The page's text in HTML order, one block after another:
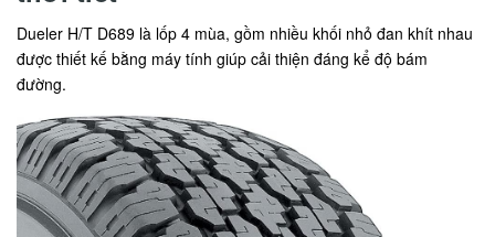
Dueler H/T D689 là lốp 4 mùa, gồm nhiều khối nhỏ đan khít nhau
được thiết kế bằng máy tính giúp cải thiện đáng kể độ bám
đường.